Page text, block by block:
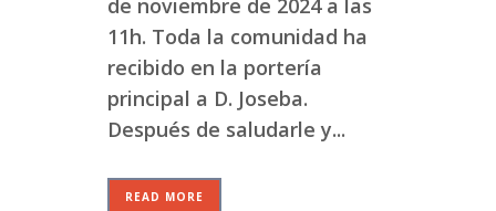
11h. Toda la comunidad ha
recibido en la portería
principal a D. Joseba.
Después de saludarle y...
READ MORE